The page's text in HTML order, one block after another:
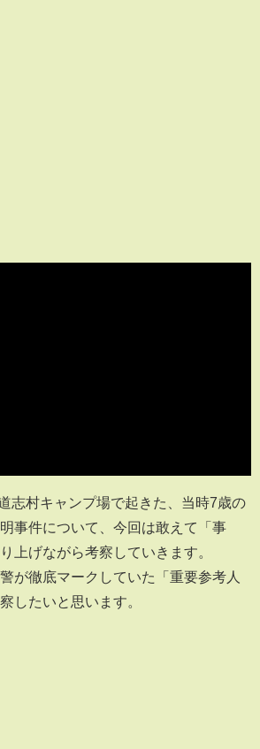
志村キャンプ場で起きた、当時7歳の
事件について、今回は敢えて「事
上げながら考察していきます。
が徹底マークしていた「重要参考人
したいと思います。